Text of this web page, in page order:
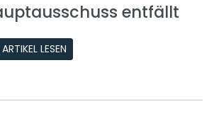
entfällt
ARTIKEL LESEN